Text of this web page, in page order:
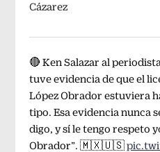
Cázarez
🔴 Ken Salazar al
tuve evidencia de que el
López Obrador estuviera
tipo. Esa evidencia nunca
digo, y sí le tengo respeto
Obrador”. 🇲🇽🇺🇸